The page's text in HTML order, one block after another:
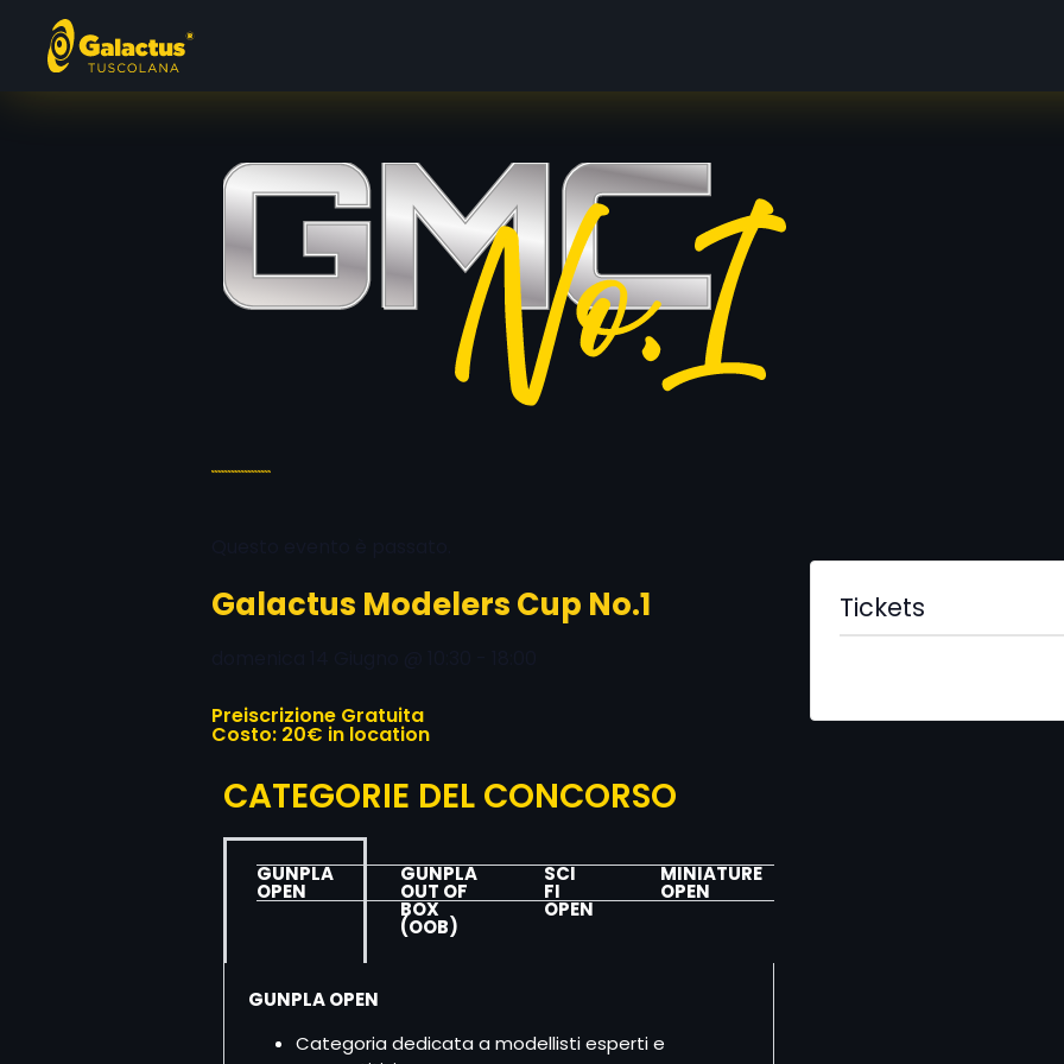
Galactus Modelers Cup No.1
Preiscrizione Gratuita
Costo: 20€ in location
CATEGORIE DEL CONCORSO
GUNPLA
OPEN
GUNPLA
OUT OF
BOX
(OOB)
SCI
FI
OPEN
MINIATURE
OPEN
GUNPLA OPEN
Categoria dedicata a modellisti esperti e
Tickets